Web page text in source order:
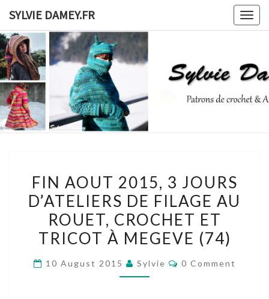
content
SYLVIE DAMEY.FR
SYLVIE
De
Crochet
Ateliers
AOUT
2015,
3
JOURS
DE
FIN AOUT 2015, 3 JOURS
D’ATELIERS DE FILAGE AU
ROUET, CROCHET ET
TRICOT À MEGEVE (74)
10 August 2015 Sylvie Comments
0 Comment